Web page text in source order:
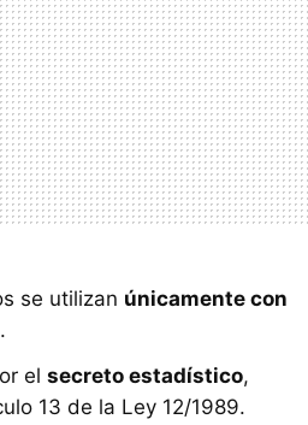
se utilizan únicamente con
.
el secreto estadístico,
13 de la Ley 12/1989.